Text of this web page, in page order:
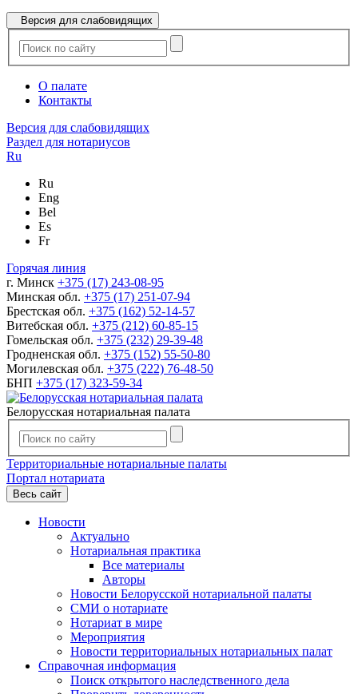
Версия для слабовидящих
О палате
Контакты
Версия для слабовидящих
Раздел для нотариусов
Ru
Ru
Eng
Bel
Es
Fr
Горячая линия
г. Минск +375 (17) 243-08-95
Минская обл. +375 (17) 251-07-94
Брестская обл. +375 (162) 52-14-57
Витебская обл. +375 (212) 60-85-15
Гомельская обл. +375 (232) 29-39-48
Гродненская обл. +375 (152) 55-50-80
Могилевская обл. +375 (222) 76-48-50
БНП +375 (17) 323-59-34
Белорусская нотариальная палата
Территориальные нотариальные палаты
Портал нотариата
Весь сайт
Новости
Актуально
Нотариальная практика
Все материалы
Авторы
Новости Белорусской нотариальной палаты
СМИ о нотариате
Нотариат в мире
Мероприятия
Новости территориальных нотариальных палат
Справочная информация
Поиск открытого наследственного дела